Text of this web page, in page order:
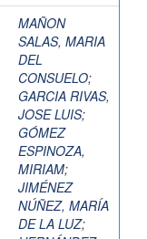
MAÑON
SALAS, MARIA
DEL
CONSUELO;
GARCIA RIVAS,
JOSE LUIS;
GÓMEZ
ESPINOZA,
MIRIAM;
JIMÉNEZ
NÚÑEZ, MARÍA
DE LA LUZ;